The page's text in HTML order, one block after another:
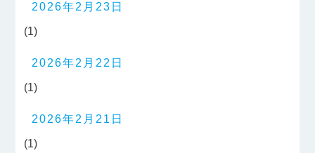
2026年2月23日
(1)
2026年2月22日
(1)
2026年2月21日
(1)